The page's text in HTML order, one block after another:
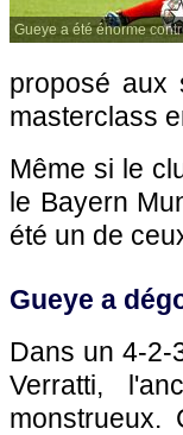
Gueye a été énorme
proposé aux
masterclass
Même si le
le Bayern
été un de
Gueye a
Dans un 4-2-
Verratti,